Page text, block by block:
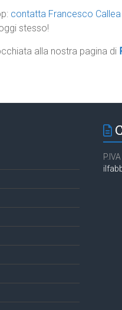
contatta Francesco Callea
stesso!
alla nostra pagina di